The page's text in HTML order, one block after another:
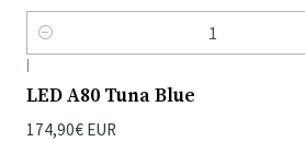
Quantidade
|
LED A80 Tuna Blue
174,90€ EUR